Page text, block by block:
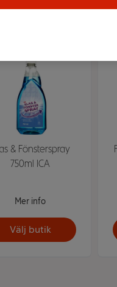
& Fönsterspray
750ml ICA
Mer info
Välj butik